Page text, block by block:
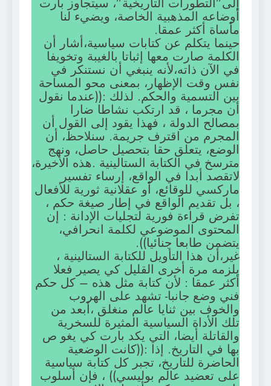
أوضاعه المذهبية الخاصة، ويضيء لنا
مأساة أكثر عمقا.
حينما يتكلم عن كتابات سياسية،أشار أن
الكلمة صارت معها إثباتا بالغيبة وتخويفا
في الآن ذاته،لأنه ينبغي أن نستنكر في
نفس وقت الإظهار، بمعنى محو المساحة
بين التسمية والحكم. لذلك :((عندما نقول
أن مجرما ، قد ارتكب نشاطا ضارا
بمصالح الدولة ، فهذا يقود إلى القول أن
المجرم من اقترف جريمة. سنلاحظ، أن
الوضع، يتعلق حقا بتحصيل حاصل، ونهج
مترسخ في الكتابة الستالينية .هذه الأخيرة،
لاتقصد أبدا في الواقع، إرساء تفسير
ماركسي للوقائع، أو عقلانية ثورية للأفعال
، بل تقديم الواقع في إطار صيغة حكم ،
تفرض قراءة فورية لتجليات الإدانة : إن
المحتوى الموضوعي لكلمة انحرافي،
يتضمن طابعا جنائيا)).
غير،أن هذا التأويل للكتابة الستالينية ،
يلزمه مرة أخرى القليل كي يصير فعلا
أكثر عمقا : لأن كتابة مثل هذه – كل حكم
فني وضع جانبا- تشهد على الهروب
والخوف بين ثنايا عالم منغلق ،أبعد من
تلك الأداة السياسية المثيرة للسخرية
والقاتلة أيضا، التي يكد بارت كي يغو ص
بها في التاريخ. إذا :((كانت الوضعية
الحاضرة للتاريخ، تجبر كل كتابة سياسية
على تعضيد عالم بوليسي)) ، فإن أسلوب